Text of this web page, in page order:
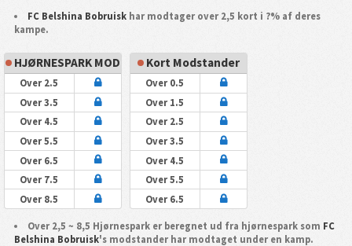
FC Belshina Bobruisk har modtager over 2,5 kort i ?% af deres
kampe.
HJØRNESPARK MOD
Over 2.5
Over 3.5
Over 4.5
Over 5.5
Over 6.5
Over 7.5
Over 8.5
Kort Modstander
Over 0.5
Over 1.5
Over 2.5
Over 3.5
Over 4.5
Over 5.5
Over 6.5
Over 2,5 ~ 8,5 Hjørnespark er beregnet ud fra hjørnespark som FC
Belshina Bobruisk's modstander har modtaget under en kamp.